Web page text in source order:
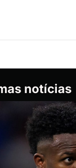
notícias